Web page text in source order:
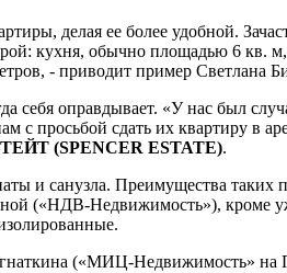
делая ее более удобной.
кухня, обычно площадью 6 кв.
- приводит пример
себя оправдывает. «У нас был
просьбой сдать их квартиру в
(SPENCER ESTATE).
и санузла. Преимущества
(«НДВ-Недвижимость»), кроме
(«МИЦ-Недвижимость» на